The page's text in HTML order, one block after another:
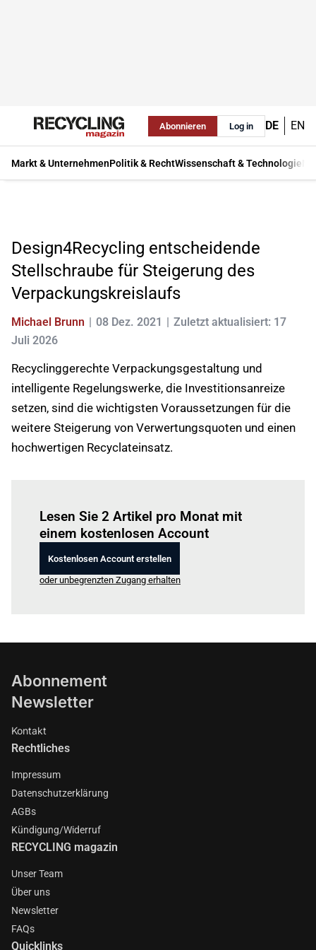
Abonnieren Log in DE EN
Markt & UnternehmenPolitik & RechtWissenschaft & Technologie
Design4Recycling entscheidende
Stellschraube für Steigerung des
Verpackungskreislaufs
Michael Brunn 08 Dez. 2021
Zuletzt aktualisiert: 17
Juli 2026
Recyclinggerechte Verpackungsgestaltung und
intelligente Regelungswerke, die Investitionsanreize
setzen, sind die wichtigsten Voraussetzungen für die
weitere Steigerung von Verwertungsquoten und einen
hochwertigen Recyclateinsatz.
Lesen Sie 2 Artikel pro Monat mit
einem kostenlosen Account
Kostenlosen Account erstellen
oder unbegrenzten Zugang erhalten
Abonnement
Newsletter
Kontakt
Rechtliches
Impressum
Datenschutzerklärung
AGBs
Kündigung/Widerruf
RECYCLING magazin
Unser Team
Über uns
Newsletter
FAQs
Quicklinks